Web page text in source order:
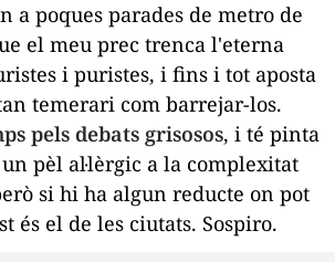
a poques parades de metro de
el meu prec trenca l'eterna
i puristes, i fins i tot aposta
temerari com barrejar-los.
pels debats grisosos, i té pinta
pèl al·lèrgic a la complexitat
si hi ha algun reducte on pot
és el de les ciutats. Sospiro.